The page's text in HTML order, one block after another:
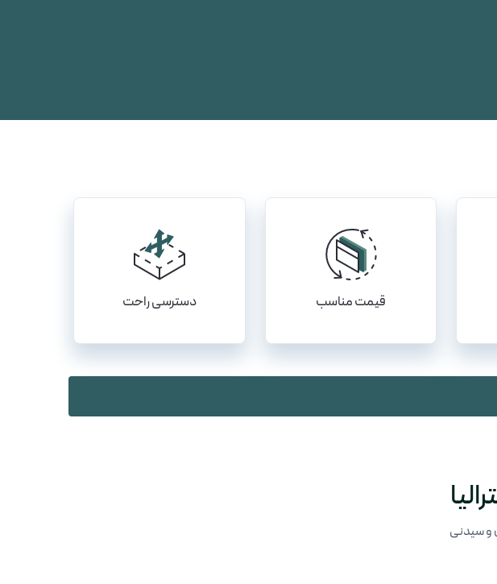
قیمت مناسب دسترسی راحت
و سیدنی